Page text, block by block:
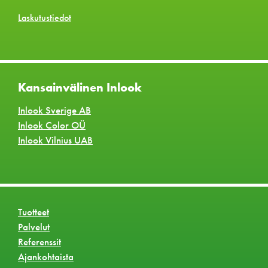
Laskutustiedot
Kansainvälinen Inlook
Inlook Sverige AB
Inlook Color OÜ
Inlook Vilnius UAB
Tuotteet
Palvelut
Referenssit
Ajankohtaista